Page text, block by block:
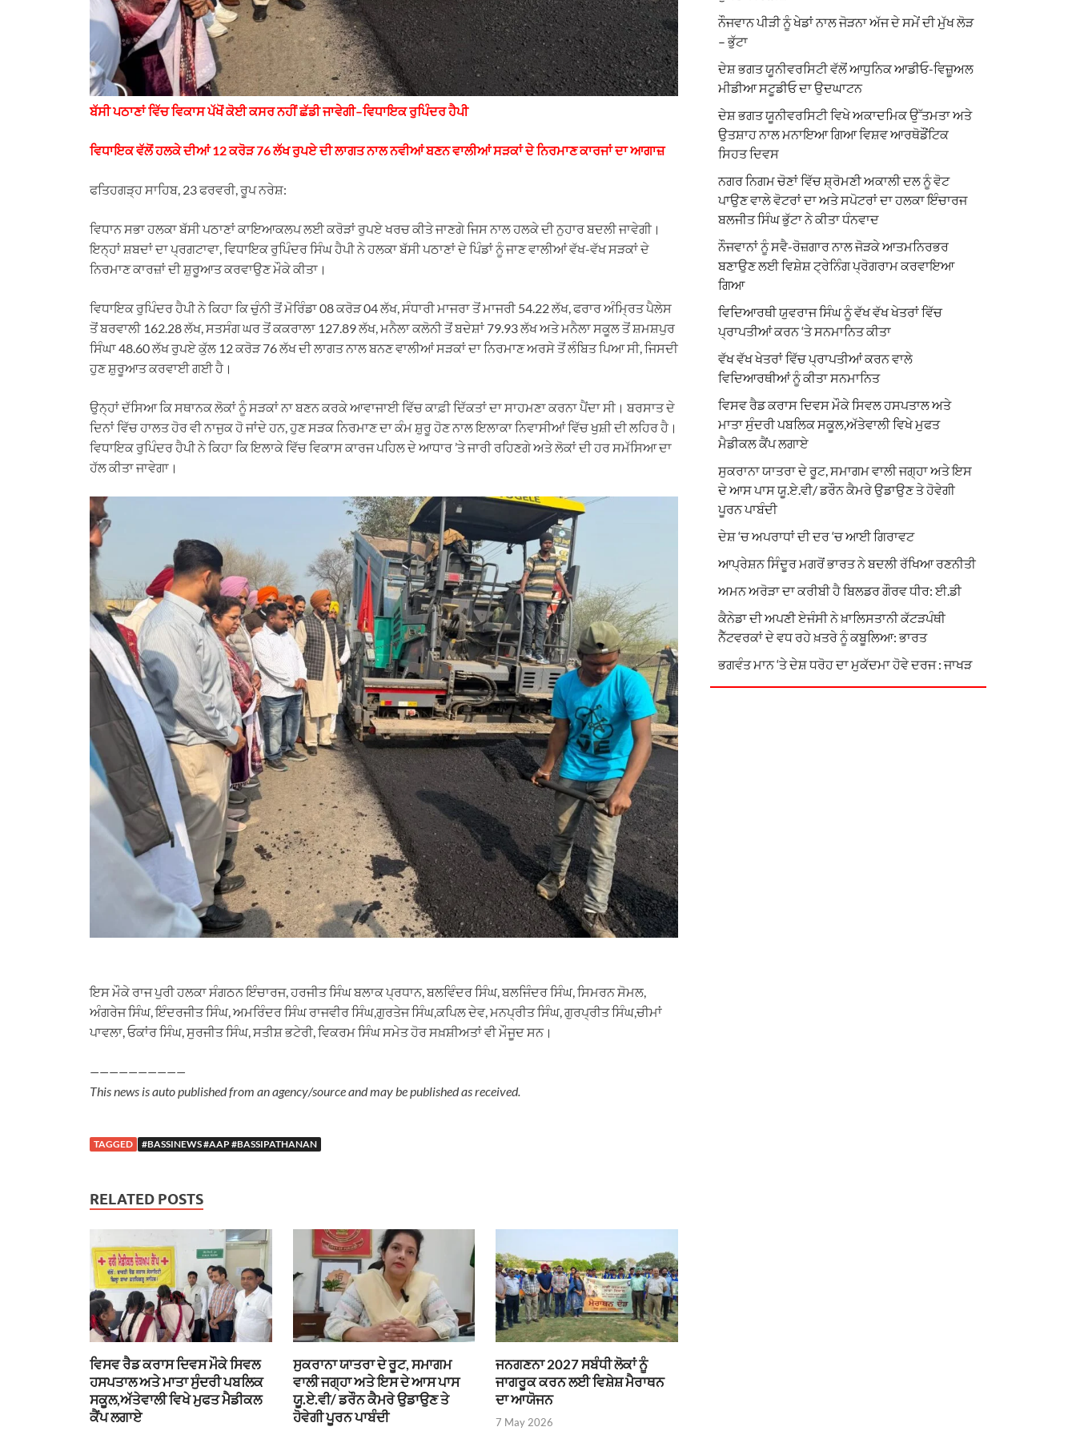
ਬੱਸੀ ਪਠਾਣਾਂ ਵਿੱਚ ਵਿਕਾਸ ਪੱਖੋਂ ਕੋਈ ਕਸਰ ਨਹੀਂ ਛੱਡੀ ਜਾਵੇਗੀ–ਵਿਧਾਇਕ ਰੁਪਿੰਦਰ ਹੈਪੀ
ਵਿਧਾਇਕ ਵੱਲੋਂ ਹਲਕੇ ਦੀਆਂ 12 ਕਰੋੜ 76 ਲੱਖ ਰੁਪਏ ਦੀ ਲਾਗਤ ਨਾਲ ਨਵੀਆਂ ਬਣਨ ਵਾਲੀਆਂ ਸੜਕਾਂ ਦੇ ਨਿਰਮਾਣ ਕਾਰਜਾਂ ਦਾ ਆਗਾਜ਼
ਫਤਿਹਗੜ੍ਹ ਸਾਹਿਬ, 23 ਫਰਵਰੀ, ਰੂਪ ਨਰੇਸ਼:
ਵਿਧਾਨ ਸਭਾ ਹਲਕਾ ਬੱਸੀ ਪਠਾਣਾਂ ਕਾਇਆਕਲਪ ਲਈ ਕਰੋੜਾਂ ਰੁਪਏ ਖਰਚ ਕੀਤੇ ਜਾਣਗੇ ਜਿਸ ਨਾਲ ਹਲਕੇ ਦੀ ਨੁਹਾਰ ਬਦਲੀ ਜਾਵੇਗੀ।
ਇਨ੍ਹਾਂ ਸ਼ਬਦਾਂ ਦਾ ਪ੍ਰਗਟਾਵਾ, ਵਿਧਾਇਕ ਰੁਪਿੰਦਰ ਸਿੰਘ ਹੈਪੀ ਨੇ ਹਲਕਾ ਬੱਸੀ ਪਠਾਣਾਂ ਦੇ ਪਿੰਡਾਂ ਨੂੰ ਜਾਣ ਵਾਲੀਆਂ ਵੱਖ-ਵੱਖ ਸੜਕਾਂ ਦੇ
ਨਿਰਮਾਣ ਕਾਰਜ਼ਾਂ ਦੀ ਸ਼ੁਰੂਆਤ ਕਰਵਾਉਣ ਮੌਕੇ ਕੀਤਾ।
ਵਿਧਾਇਕ ਰੁਪਿੰਦਰ ਹੈਪੀ ਨੇ ਕਿਹਾ ਕਿ ਚੁੰਨੀ ਤੋਂ ਮੋਰਿੰਡਾ 08 ਕਰੋੜ 04 ਲੱਖ, ਸੰਧਾਰੀ ਮਾਜਰਾ ਤੋਂ ਮਾਜਰੀ 54.22 ਲੱਖ, ਫਰਾਰ ਅੰਮ੍ਰਿਤ ਪੈਲੇਸ
ਤੋਂ ਬਰਵਾਲੀ 162.28 ਲੱਖ, ਸਤਸੰਗ ਘਰ ਤੋਂ ਕਕਰਾਲਾ 127.89 ਲੱਖ, ਮਨੈਲਾ ਕਲੋਨੀ ਤੋਂ ਬਦੇਸ਼ਾਂ 79.93 ਲੱਖ ਅਤੇ ਮਨੈਲਾ ਸਕੂਲ ਤੋਂ ਸ਼ਮਸ਼ਪੁਰ
ਸਿੰਘਾ 48.60 ਲੱਖ ਰੁਪਏ ਕੁੱਲ 12 ਕਰੋੜ 76 ਲੱਖ ਦੀ ਲਾਗਤ ਨਾਲ ਬਨਣ ਵਾਲੀਆਂ ਸੜਕਾਂ ਦਾ ਨਿਰਮਾਣ ਅਰਸੇ ਤੋਂ ਲੰਬਿਤ ਪਿਆ ਸੀ, ਜਿਸਦੀ
ਹੁਣ ਸ਼ੁਰੂਆਤ ਕਰਵਾਈ ਗਈ ਹੈ।
ਉਨ੍ਹਾਂ ਦੱਸਿਆ ਕਿ ਸਥਾਨਕ ਲੋਕਾਂ ਨੂੰ ਸੜਕਾਂ ਨਾ ਬਣਨ ਕਰਕੇ ਆਵਾਜਾਈ ਵਿੱਚ ਕਾਫ਼ੀ ਦਿੱਕਤਾਂ ਦਾ ਸਾਹਮਣਾ ਕਰਨਾ ਪੈਂਦਾ ਸੀ। ਬਰਸਾਤ ਦੇ
ਦਿਨਾਂ ਵਿੱਚ ਹਾਲਤ ਹੋਰ ਵੀ ਨਾਜੁਕ ਹੋ ਜਾਂਦੇ ਹਨ, ਹੁਣ ਸੜਕ ਨਿਰਮਾਣ ਦਾ ਕੰਮ ਸ਼ੁਰੂ ਹੋਣ ਨਾਲ ਇਲਾਕਾ ਨਿਵਾਸੀਆਂ ਵਿੱਚ ਖੁਸ਼ੀ ਦੀ ਲਹਿਰ ਹੈ।
ਵਿਧਾਇਕ ਰੁਪਿੰਦਰ ਹੈਪੀ ਨੇ ਕਿਹਾ ਕਿ ਇਲਾਕੇ ਵਿੱਚ ਵਿਕਾਸ ਕਾਰਜ ਪਹਿਲ ਦੇ ਆਧਾਰ ’ਤੇ ਜਾਰੀ ਰਹਿਣਗੇ ਅਤੇ ਲੋਕਾਂ ਦੀ ਹਰ ਸਮੱਸਿਆ ਦਾ
ਹੱਲ ਕੀਤਾ ਜਾਵੇਗਾ।
ਇਸ ਮੌਕੇ ਰਾਜ ਪੁਰੀ ਹਲਕਾ ਸੰਗਠਨ ਇੰਚਾਰਜ, ਹਰਜੀਤ ਸਿੰਘ ਬਲਾਕ ਪ੍ਰਧਾਨ, ਬਲਵਿੰਦਰ ਸਿੰਘ, ਬਲਜਿੰਦਰ ਸਿੰਘ, ਸਿਮਰਨ ਸੋਮਲ,
ਅੰਗਰੇਜ ਸਿੰਘ, ਇੰਦਰਜੀਤ ਸਿੰਘ, ਅਮਰਿੰਦਰ ਸਿੰਘ ਰਾਜਵੀਰ ਸਿੰਘ,ਗੁਰਤੇਜ ਸਿੰਘ,ਕਪਿਲ ਦੇਵ, ਮਨਪ੍ਰੀਤ ਸਿੰਘ, ਗੁਰਪ੍ਰੀਤ ਸਿੰਘ,ਚੀਮਾਂ
ਪਾਵਲਾ, ਓਕਾਂਰ ਸਿੰਘ, ਸੁਰਜੀਤ ਸਿੰਘ, ਸਤੀਸ਼ ਭਟੇਰੀ, ਵਿਕਰਮ ਸਿੰਘ ਸਮੇਤ ਹੋਰ ਸਖ਼ਸ਼ੀਅਤਾਂ ਵੀ ਮੌਜੂਦ ਸਨ।
——————————
This news is auto published from an agency/source and may be published as received.
TAGGED #BASSINEWS #AAP #BASSIPATHANAN
RELATED POSTS
ਵਿਸਵ ਰੈਡ ਕਰਾਸ ਦਿਵਸ ਮੌਕੇ ਸਿਵਲ
ਹਸਪਤਾਲ ਅਤੇ ਮਾਤਾ ਸੁੰਦਰੀ ਪਬਲਿਕ
ਸਕੂਲ,ਅੱਤੇਵਾਲੀ ਵਿਖੇ ਮੁਫਤ ਮੈਡੀਕਲ
ਕੈਂਪ ਲਗਾਏ
ਸੁਕਰਾਨਾ ਯਾਤਰਾ ਦੇ ਰੂਟ, ਸਮਾਗਮ
ਵਾਲੀ ਜਗ੍ਹਾ ਅਤੇ ਇਸ ਦੇ ਆਸ ਪਾਸ
ਯੂ.ਏ.ਵੀ/ ਡਰੌਨ ਕੈਮਰੇ ਉਡਾਉਣ ਤੇ
ਹੋਵੇਗੀ ਪੂਰਨ ਪਾਬੰਦੀ
ਜਨਗਣਨਾ 2027 ਸਬੰਧੀ ਲੋਕਾਂ ਨੂੰ
ਜਾਗਰੂਕ ਕਰਨ ਲਈ ਵਿਸ਼ੇਸ਼ ਮੈਰਾਥਨ
ਦਾ ਆਯੋਜਨ
7 May 2026
ਨੌਜਵਾਨ ਪੀੜੀ ਨੂੰ ਖੇਡਾਂ ਨਾਲ ਜੋੜਨਾ ਅੱਜ ਦੇ ਸਮੇਂ ਦੀ ਮੁੱਖ ਲੋੜ
– ਭੁੱਟਾ
ਦੇਸ਼ ਭਗਤ ਯੂਨੀਵਰਸਿਟੀ ਵੱਲੋਂ ਆਧੁਨਿਕ ਆਡੀਓ-ਵਿਜ਼ੂਅਲ
ਮੀਡੀਆ ਸਟੂਡੀਓ ਦਾ ਉਦਘਾਟਨ
ਦੇਸ਼ ਭਗਤ ਯੂਨੀਵਰਸਿਟੀ ਵਿਖੇ ਅਕਾਦਮਿਕ ਉੱਤਮਤਾ ਅਤੇ
ਉਤਸ਼ਾਹ ਨਾਲ ਮਨਾਇਆ ਗਿਆ ਵਿਸ਼ਵ ਆਰਥੋਡੌਂਟਿਕ
ਸਿਹਤ ਦਿਵਸ
ਨਗਰ ਨਿਗਮ ਚੋਣਾਂ ਵਿੱਚ ਸ਼੍ਰੋਮਣੀ ਅਕਾਲੀ ਦਲ ਨੂੰ ਵੋਟ
ਪਾਉਣ ਵਾਲੇ ਵੋਟਰਾਂ ਦਾ ਅਤੇ ਸਪੋਟਰਾਂ ਦਾ ਹਲਕਾ ਇੰਚਾਰਜ
ਬਲਜੀਤ ਸਿੰਘ ਭੁੱਟਾ ਨੇ ਕੀਤਾ ਧੰਨਵਾਦ
ਨੌਜਵਾਨਾਂ ਨੂੰ ਸਵੈ-ਰੋਜ਼ਗਾਰ ਨਾਲ ਜੋੜਕੇ ਆਤਮਨਿਰਭਰ
ਬਣਾਉਣ ਲਈ ਵਿਸ਼ੇਸ਼ ਟ੍ਰੇਨਿੰਗ ਪ੍ਰੋਗਰਾਮ ਕਰਵਾਇਆ
ਗਿਆ
ਵਿਦਿਆਰਥੀ ਯੁਵਰਾਜ ਸਿੰਘ ਨੂੰ ਵੱਖ ਵੱਖ ਖੇਤਰਾਂ ਵਿੱਚ
ਪ੍ਰਾਪਤੀਆਂ ਕਰਨ ‘ਤੇ ਸਨਮਾਨਿਤ ਕੀਤਾ
ਵੱਖ ਵੱਖ ਖੇਤਰਾਂ ਵਿੱਚ ਪ੍ਰਾਪਤੀਆਂ ਕਰਨ ਵਾਲੇ
ਵਿਦਿਆਰਥੀਆਂ ਨੂੰ ਕੀਤਾ ਸਨਮਾਨਿਤ
ਵਿਸਵ ਰੈਡ ਕਰਾਸ ਦਿਵਸ ਮੌਕੇ ਸਿਵਲ ਹਸਪਤਾਲ ਅਤੇ
ਮਾਤਾ ਸੁੰਦਰੀ ਪਬਲਿਕ ਸਕੂਲ,ਅੱਤੇਵਾਲੀ ਵਿਖੇ ਮੁਫਤ
ਮੈਡੀਕਲ ਕੈਂਪ ਲਗਾਏ
ਸੁਕਰਾਨਾ ਯਾਤਰਾ ਦੇ ਰੂਟ, ਸਮਾਗਮ ਵਾਲੀ ਜਗ੍ਹਾ ਅਤੇ ਇਸ
ਦੇ ਆਸ ਪਾਸ ਯੂ.ਏ.ਵੀ/ ਡਰੌਨ ਕੈਮਰੇ ਉਡਾਉਣ ਤੇ ਹੋਵੇਗੀ
ਪੂਰਨ ਪਾਬੰਦੀ
ਦੇਸ਼ ‘ਚ ਅਪਰਾਧਾਂ ਦੀ ਦਰ ‘ਚ ਆਈ ਗਿਰਾਵਟ
ਆਪ੍ਰੇਸ਼ਨ ਸਿੰਦੂਰ ਮਗਰੋਂ ਭਾਰਤ ਨੇ ਬਦਲੀ ਰੱਖਿਆ ਰਣਨੀਤੀ
ਅਮਨ ਅਰੋੜਾ ਦਾ ਕਰੀਬੀ ਹੈ ਬਿਲਡਰ ਗੌਰਵ ਧੀਰ: ਈ.ਡੀ
ਕੈਨੇਡਾ ਦੀ ਅਪਣੀ ਏਜੰਸੀ ਨੇ ਖ਼ਾਲਿਸਤਾਨੀ ਕੱਟੜਪੰਥੀ
ਨੈੱਟਵਰਕਾਂ ਦੇ ਵਧ ਰਹੇ ਖ਼ਤਰੇ ਨੂੰ ਕਬੂਲਿਆ: ਭਾਰਤ
ਭਗਵੰਤ ਮਾਨ ‘ਤੇ ਦੇਸ਼ ਧਰੋਹ ਦਾ ਮੁਕੱਦਮਾ ਹੋਵੇ ਦਰਜ : ਜਾਖੜ